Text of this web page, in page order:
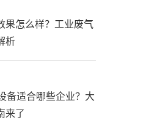
果怎么样？工业废气
析
备适合哪些企业？大
来了